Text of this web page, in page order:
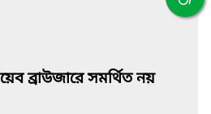
ব্রাউজারে সমর্থিত নয়